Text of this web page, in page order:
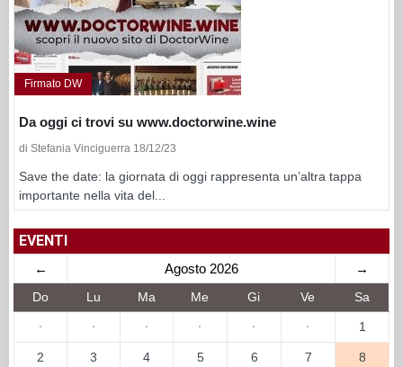
Firmato DW
Da oggi ci trovi su www.doctorwine.wine
di Stefania Vinciguerra 18/12/23
Save the date: la giornata di oggi rappresenta un’altra tappa
importante nella vita del...
EVENTI
← Agosto 2026 →
Do Lu Ma Me Gi Ve Sa
· · · · · · 1
2 3 4 5 6 7 8